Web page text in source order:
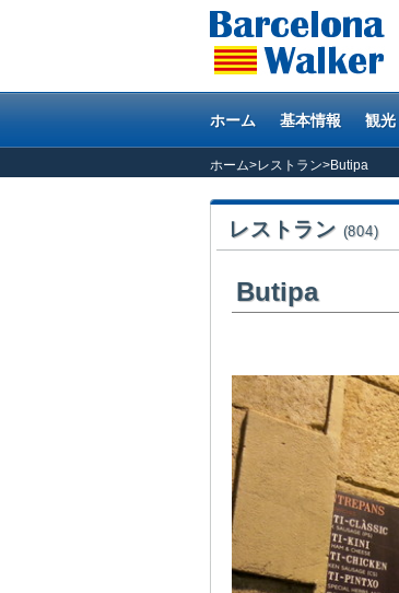
ホーム 基本情報 観光
ホーム>レストラン>Butipa
レストラン (804)
Butipa